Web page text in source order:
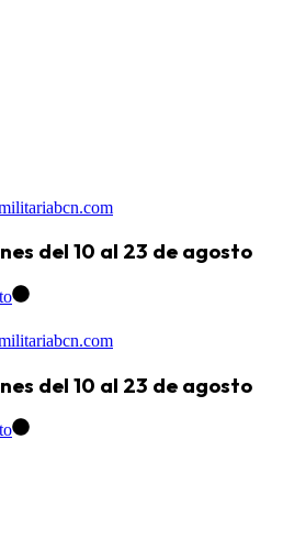
del 10 al 23 de agosto
del 10 al 23 de agosto